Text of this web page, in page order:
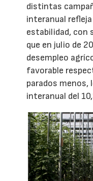
distintas
interanual
estabilidad, con
que en julio de
desempleo
favorable
parados menos,
interanual del